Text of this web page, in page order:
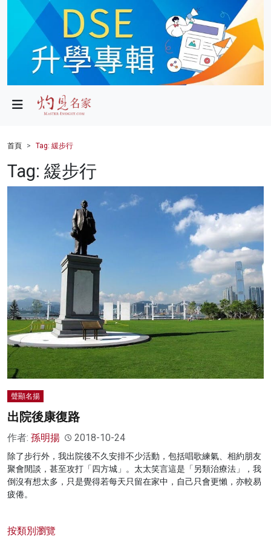
政局
財經
健康
名家榜
灼見活動
關於我們
首頁 Tag: 緩步行
Tag: 緩步行
聲顯名揚
出院後康復路
作者: 孫明揚 2018-10-24
除了步行外，我出院後不久安排不少活動，包括唱歌練氣、相約朋友
聚會閒談，甚至攻打「四方城」。太太笑言這是「另類治療法」，我
倒沒有想太多，只是覺得若每天只留在家中，自己只會更懶，亦較易
疲倦。
按類別瀏覽